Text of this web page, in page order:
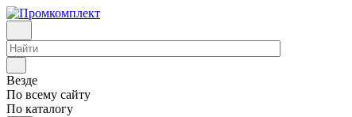
Везде
По всему сайту
По каталогу